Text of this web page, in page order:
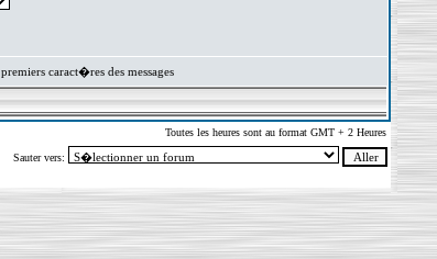
premiers caract�res des messages
Toutes les heures sont au format GMT + 2 Heures
Sauter vers: